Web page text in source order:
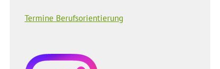
Termine Berufsorientierung